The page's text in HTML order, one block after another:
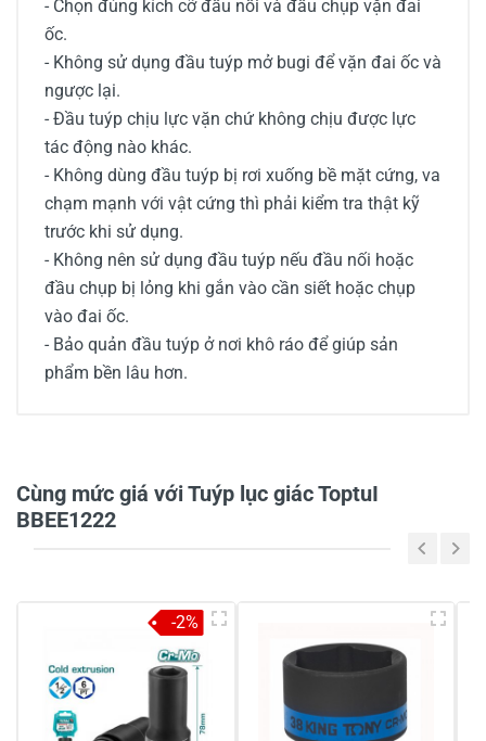
- Chọn đúng kích cỡ đầu nối và đầu chụp vặn đai
ốc.
- Không sử dụng đầu tuýp mở bugi để vặn đai ốc và
ngược lại.
- Đầu tuýp chịu lực vặn chứ không chịu được lực
tác động nào khác.
- Không dùng đầu tuýp bị rơi xuống bề mặt cứng, va
chạm mạnh với vật cứng thì phải kiểm tra thật kỹ
trước khi sử dụng.
- Không nên sử dụng đầu tuýp nếu đầu nối hoặc
đầu chụp bị lỏng khi gắn vào cần siết hoặc chụp
vào đai ốc.
- Bảo quản đầu tuýp ở nơi khô ráo để giúp sản
phẩm bền lâu hơn.
Cùng mức giá với Tuýp lục giác ToptuI
BBEE1222
-2%